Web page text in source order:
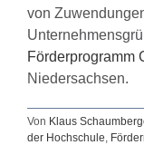
von
Förderprogramm
Niedersachsen.
Von Klaus
der Hochschule